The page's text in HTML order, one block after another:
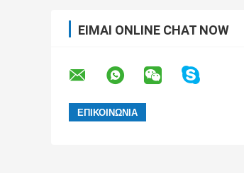
ΕΊΜΑΙ ONLINE CHAT NOW